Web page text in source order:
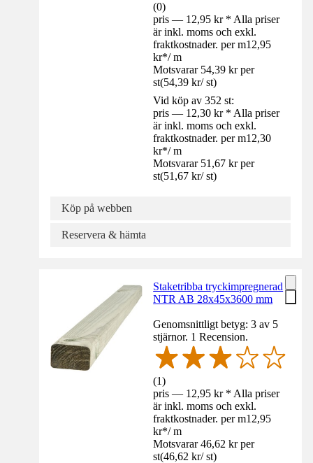
(0)
pris — 12,95 kr * Alla priser
är inkl. moms och exkl.
fraktkostnader. per m12,95
kr*/ m
Motsvarar 54,39 kr per
st(54,39 kr/ st)
Vid köp av 352 st:
pris — 12,30 kr * Alla priser
är inkl. moms och exkl.
fraktkostnader. per m12,30
kr*/ m
Motsvarar 51,67 kr per
st(51,67 kr/ st)
Köp på webben
Reservera & hämta
Staketribba tryckimpregnerad
NTR AB 28x45x3600 mm
Genomsnittligt betyg: 3 av 5
stjärnor. 1 Recension.
(1)
pris — 12,95 kr * Alla priser
är inkl. moms och exkl.
fraktkostnader. per m12,95
kr*/ m
Motsvarar 46,62 kr per
st(46,62 kr/ st)